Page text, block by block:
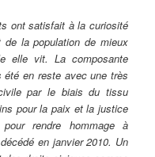
ont satisfait à la curiosité
la population de mieux
elle vit. La composante
été en reste avec une très
par le biais du tissu
pour la paix et la justice
rendre hommage à
décédé en janvier 2010. Un